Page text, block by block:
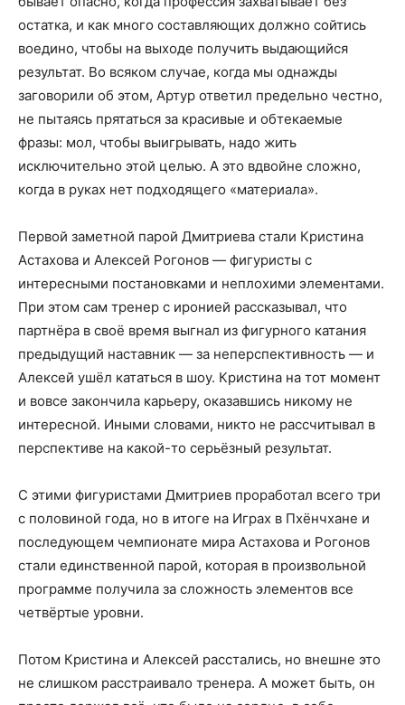
остатка, и как много составляющих должно сойтись
воедино, чтобы на выходе получить выдающийся
результат. Во всяком случае, когда мы однажды
заговорили об этом, Артур ответил предельно честно,
не пытаясь прятаться за красивые и обтекаемые
фразы: мол, чтобы выигрывать, надо жить
исключительно этой целью. А это вдвойне сложно,
когда в руках нет подходящего «материала».
Первой заметной парой Дмитриева стали Кристина
Астахова и Алексей Рогонов — фигуристы с
интересными постановками и неплохими элементами.
При этом сам тренер с иронией рассказывал, что
партнёра в своё время выгнал из фигурного катания
предыдущий наставник — за неперспективность — и
Алексей ушёл кататься в шоу. Кристина на тот момент
и вовсе закончила карьеру, оказавшись никому не
интересной. Иными словами, никто не рассчитывал в
перспективе на какой-то серьёзный результат.
С этими фигуристами Дмитриев проработал всего три
с половиной года, но в итоге на Играх в Пхёнчхане и
последующем чемпионате мира Астахова и Рогонов
стали единственной парой, которая в произвольной
программе получила за сложность элементов все
четвёртые уровни.
Потом Кристина и Алексей расстались, но внешне это
не слишком расстраивало тренера. А может быть, он